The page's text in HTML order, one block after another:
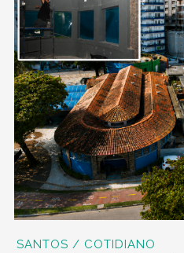
SANTOS / COTIDIANO